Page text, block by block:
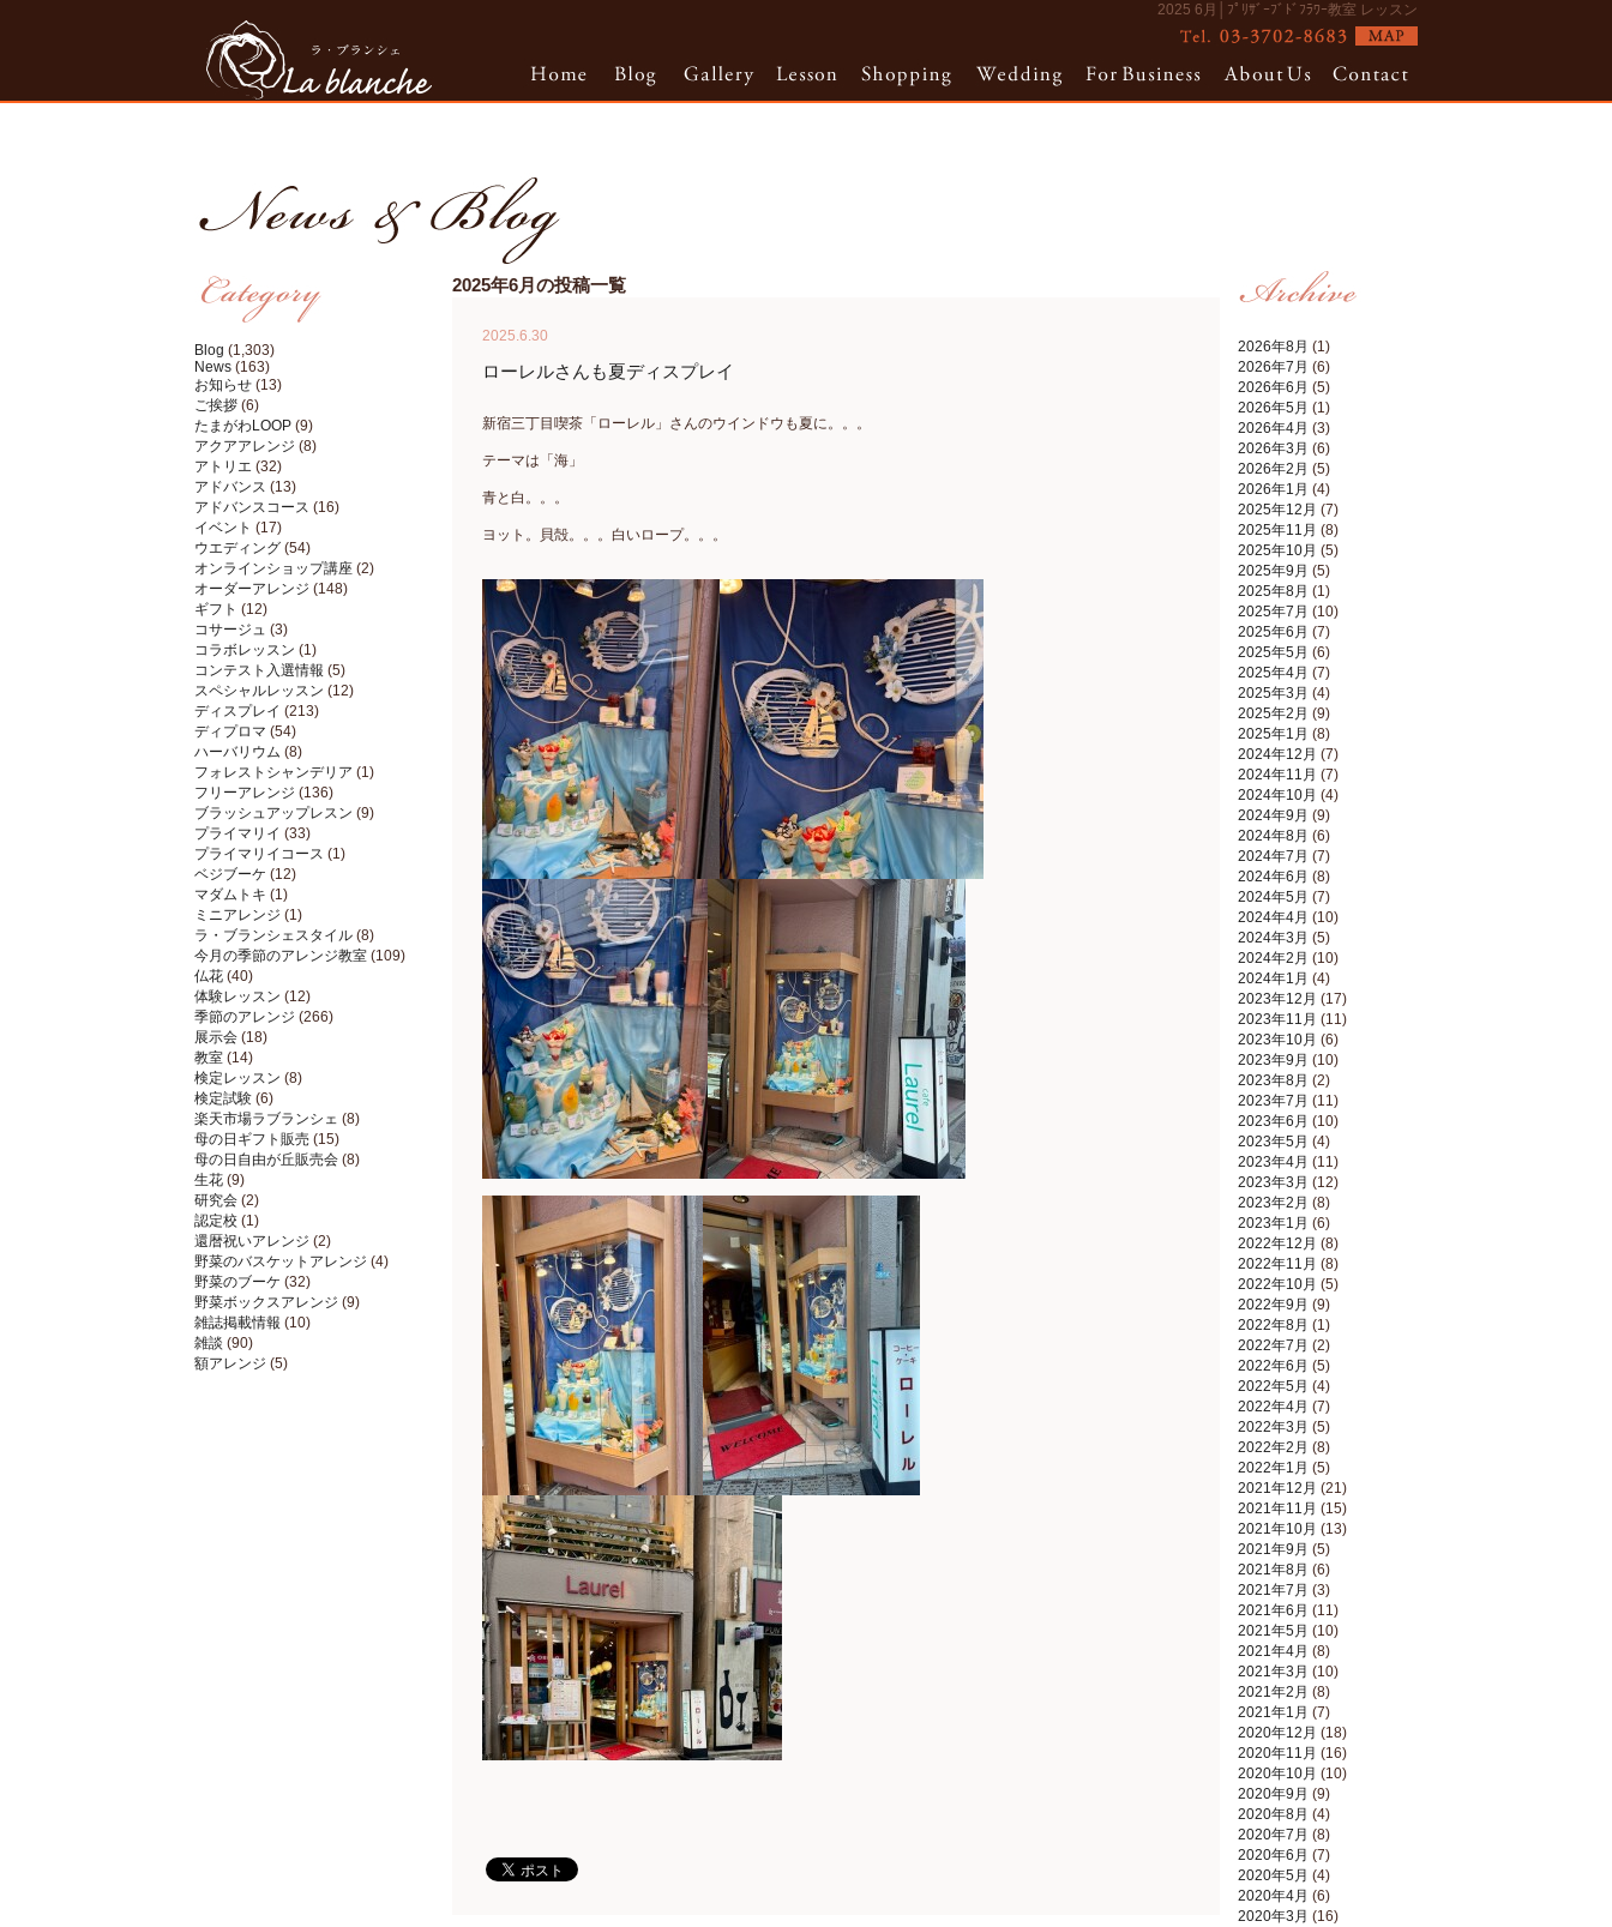
2025 6月│ﾌﾟﾘｻﾞｰﾌﾞﾄﾞﾌﾗﾜｰ教室 レッスン
Blog (1,303)
News (163)
お知らせ (13)
ご挨拶 (6)
たまがわLOOP (9)
アクアアレンジ (8)
アトリエ (32)
アドバンス (13)
アドバンスコース (16)
イベント (17)
ウエディング (54)
オンラインショップ講座 (2)
オーダーアレンジ (148)
ギフト (12)
コサージュ (3)
コラボレッスン (1)
コンテスト入選情報 (5)
スペシャルレッスン (12)
ディスプレイ (213)
ディプロマ (54)
ハーバリウム (8)
フォレストシャンデリア (1)
フリーアレンジ (136)
ブラッシュアップレスン (9)
プライマリイ (33)
プライマリイコース (1)
ベジブーケ (12)
マダムトキ (1)
ミニアレンジ (1)
ラ・ブランシェスタイル (8)
今月の季節のアレンジ教室 (109)
仏花 (40)
体験レッスン (12)
季節のアレンジ (266)
展示会 (18)
教室 (14)
検定レッスン (8)
検定試験 (6)
楽天市場ラブランシェ (8)
母の日ギフト販売 (15)
母の日自由が丘販売会 (8)
生花 (9)
研究会 (2)
認定校 (1)
還暦祝いアレンジ (2)
野菜のバスケットアレンジ (4)
野菜のブーケ (32)
野菜ボックスアレンジ (9)
雑誌掲載情報 (10)
雑談 (90)
額アレンジ (5)
2026年8月 (1)
2026年7月 (6)
2026年6月 (5)
2026年5月 (1)
2026年4月 (3)
2026年3月 (6)
2026年2月 (5)
2026年1月 (4)
2025年12月 (7)
2025年11月 (8)
2025年10月 (5)
2025年9月 (5)
2025年8月 (1)
2025年7月 (10)
2025年6月 (7)
2025年5月 (6)
2025年4月 (7)
2025年3月 (4)
2025年2月 (9)
2025年1月 (8)
2024年12月 (7)
2024年11月 (7)
2024年10月 (4)
2024年9月 (9)
2024年8月 (6)
2024年7月 (7)
2024年6月 (8)
2024年5月 (7)
2024年4月 (10)
2024年3月 (5)
2024年2月 (10)
2024年1月 (4)
2023年12月 (17)
2023年11月 (11)
2023年10月 (6)
2023年9月 (10)
2023年8月 (2)
2023年7月 (11)
2023年6月 (10)
2023年5月 (4)
2023年4月 (11)
2023年3月 (12)
2023年2月 (8)
2023年1月 (6)
2022年12月 (8)
2022年11月 (8)
2022年10月 (5)
2022年9月 (9)
2022年8月 (1)
2022年7月 (2)
2022年6月 (5)
2022年5月 (4)
2022年4月 (7)
2022年3月 (5)
2022年2月 (8)
2022年1月 (5)
2021年12月 (21)
2021年11月 (15)
2021年10月 (13)
2021年9月 (5)
2021年8月 (6)
2021年7月 (3)
2021年6月 (11)
2021年5月 (10)
2021年4月 (8)
2021年3月 (10)
2021年2月 (8)
2021年1月 (7)
2020年12月 (18)
2020年11月 (16)
2020年10月 (10)
2020年9月 (9)
2020年8月 (4)
2020年7月 (8)
2020年6月 (7)
2020年5月 (4)
2020年4月 (6)
2020年3月 (16)
2025年6月の投稿一覧
2025.6.30
ローレルさんも夏ディスプレイ
新宿三丁目喫茶「ローレル」さんのウインドウも夏に。。。
テーマは「海」
青と白。。。
ヨット。貝殻。。。白いロープ。。。